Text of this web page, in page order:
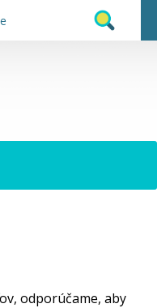
odporúčame, aby